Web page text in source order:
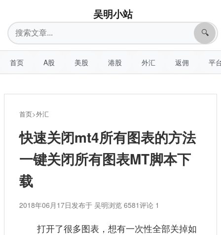
吴明小站
搜
索
🔍
首页 A股 美股 港股 外汇 返佣 平
首页>外汇
快速关闭mt4所有图表的方法
一键关闭所有图表MT脚本下
载
2018年06月17日发布于 吴明浏览 6581评论 1
打开了很多图表，想有一次性全部关掉如